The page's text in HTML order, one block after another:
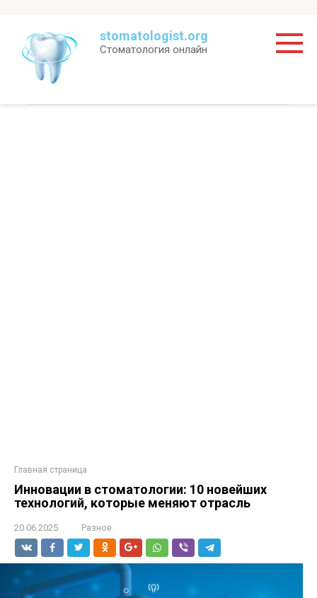
контенту
stomatologist.org
Стоматология онлайн
Главная страница
Инновации в стоматологии: 10 новейших
технологий, которые меняют отрасль
20.06.2025 Разное